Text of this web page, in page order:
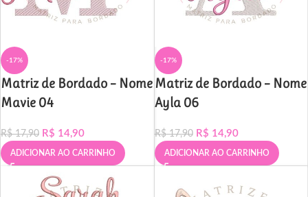
-17%
Matriz de Bordado – Nome
Mavie 04
R$17,90 R$ 14,90
ADICIONAR AO CARRINHO
-17%
Matriz de Bordado – Nome
Ayla 06
R$17,90 R$ 14,90
ADICIONAR AO CARRINHO